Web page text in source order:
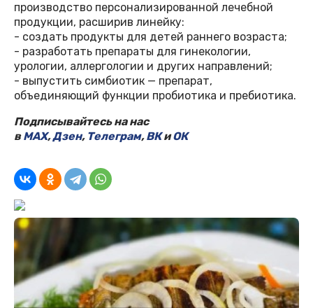
производство персонализированной лечебной
продукции, расширив линейку:
- создать продукты для детей раннего возраста;
- разработать препараты для гинекологии,
урологии, аллергологии и других направлений;
- выпустить симбиотик — препарат,
объединяющий функции пробиотика и пребиотика.
Подписывайтесь на нас
вMAX,Дзен, Телеграм,ВКиОК